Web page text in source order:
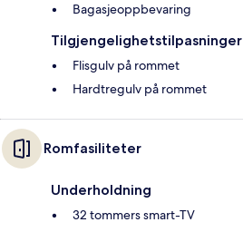
Bagasjeoppbevaring
Tilgjengelighetstilpasninger
Flisgulv på rommet
Hardtregulv på rommet
Romfasiliteter
Underholdning
32 tommers smart-TV